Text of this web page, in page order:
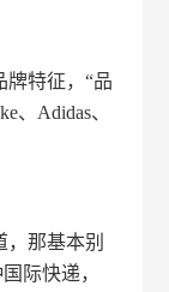
牌特征，“品
、Adidas、
那基本别
际快递，